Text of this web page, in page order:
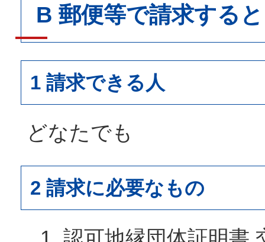
B 郵便等で請求する
1 請求できる人
どなたでも
2 請求に必要なもの